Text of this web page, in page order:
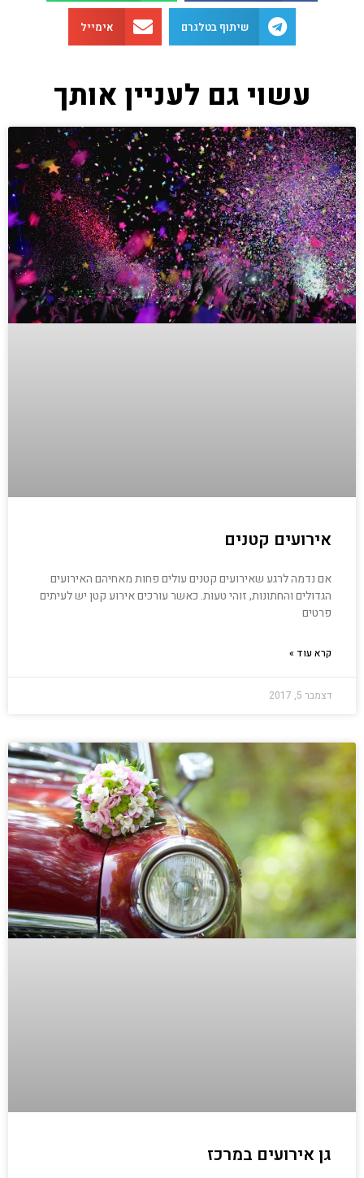
שיתוף בטלגרם אימייל
עשוי גם לעניין אותך
אירועים קטנים
אם נדמה לרגע שאירועים קטנים עולים פחות מאחיהם האירועים
הגדולים והחתונות, זוהי טעות. כאשר עורכים אירוע קטן יש לעיתים
פרטים
קרא עוד »
דצמבר 5, 2017
גן אירועים במרכז